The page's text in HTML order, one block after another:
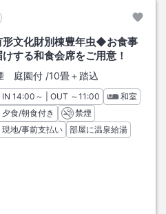
形文化財別棟豊年虫◆お食事
する和食会席をご用意！
庭園付 /10畳＋踏込
INチェックイン
14:00 ～ | OUT チェックアウト
～11:00
和室
夕食/朝食付き
禁煙
現地/事前支払い
部屋に温泉給湯